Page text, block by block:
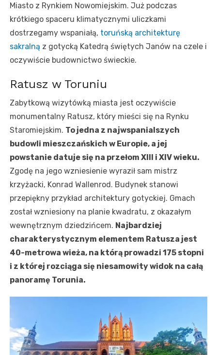
Miasto z Rynkiem Nowomiejskim. Już podczas
krótkiego spaceru klimatycznymi uliczkami
dostrzegamy wspaniałą, toruńską architekturę
sakralną z gotycką Katedrą świętych Janów na czele i
oczywiście budownictwo świeckie.
Ratusz w Toruniu
Zabytkową wizytówką miasta jest oczywiście
monumentalny Ratusz, który mieści się na Rynku
Staromiejskim. To jedna z najwspanialszych
budowli mieszczańskich w Europie, a jej
powstanie datuje się na przełom XIII i XIV wieku.
Zgodę na jego wzniesienie wyraził sam mistrz
krzyżacki, Konrad Wallenrod. Budynek stanowi
przepiękny przykład architektury gotyckiej. Gmach
został wzniesiony na planie kwadratu, z okazałym
wewnętrznym dziedzińcem. Najbardziej
charakterystycznym elementem Ratusza jest
40-metrowa wieża, na którą prowadzi 175 stopni
i z której rozciąga się niesamowity widok na całą
panoramę Torunia.